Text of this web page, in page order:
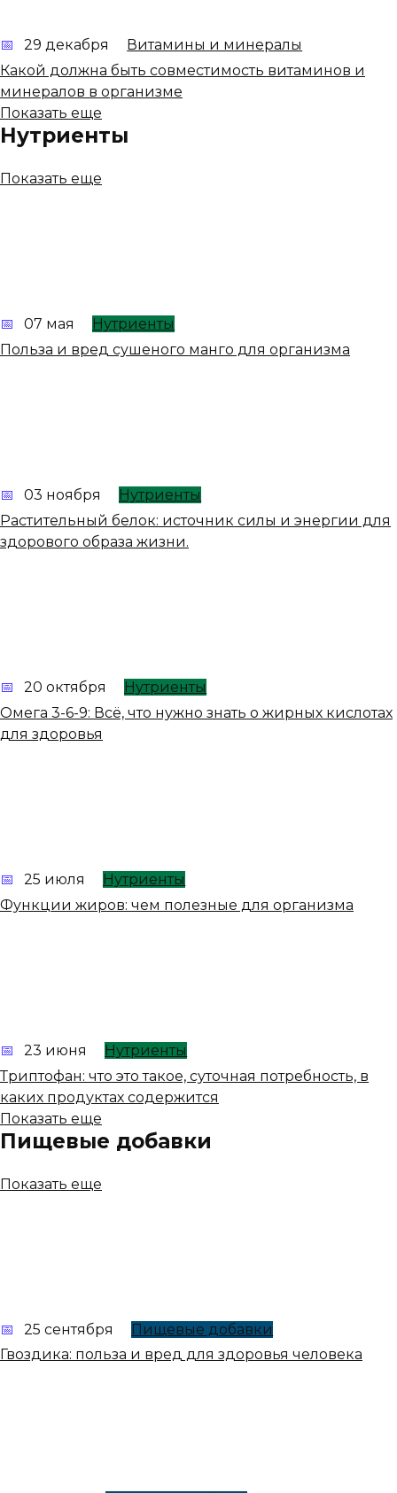
29 декабря
Витамины и минералы
Какой должна быть совместимость витаминов и
минералов в организме
Показать еще
Нутриенты
Показать еще
07 мая
Нутриенты
Польза и вред сушеного манго для организма
03 ноября
Нутриенты
Растительный белок: источник силы и энергии для
здорового образа жизни.
20 октября
Нутриенты
Омега 3-6-9: Всё, что нужно знать о жирных кислотах
для здоровья
25 июля
Нутриенты
Функции жиров: чем полезные для организма
23 июня
Нутриенты
Триптофан: что это такое, суточная потребность, в
каких продуктах содержится
Показать еще
Пищевые добавки
Показать еще
25 сентября
Пищевые добавки
Гвоздика: польза и вред для здоровья человека